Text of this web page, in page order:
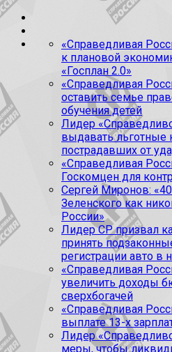
«Справедливая
к плановой
«Госплан 2.0»
«Справедливая
оставить семье
обучения детей
Лидер
выдавать льготные
пострадавших от
«Справедливая
Госкомцен для
Сергей Миронов:
Зеленского как
России»
Лидер СР призвал
принять
регистрации авто в
«Справедливая
увеличить доходы
сверхбогачей
«Справедливая
выплате 13-х
Лидер
меры, чтобы